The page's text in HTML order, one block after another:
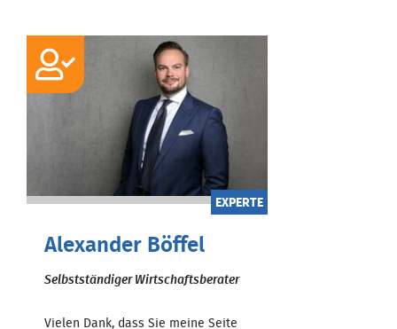
EXPERTE
Alexander Böffel
Selbstständiger Wirtschaftsberater
Vielen Dank, dass Sie meine Seite